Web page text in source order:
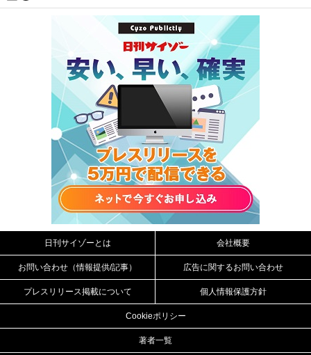
日刊サイゾーとは 会社概要
お問い合わせ（情報提供/記事） 広告に関するお問い合わせ
プレスリリース掲載について 個人情報保護方針
Cookieポリシー
著者一覧